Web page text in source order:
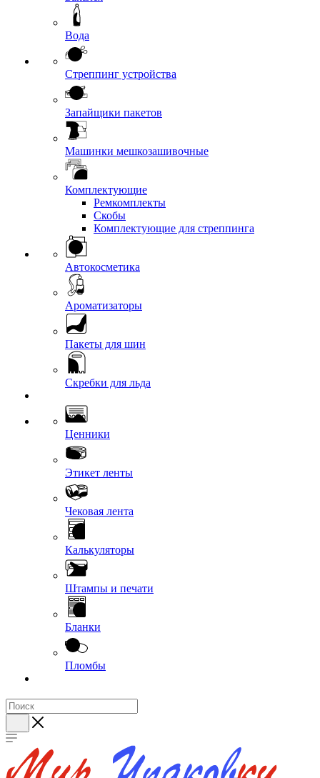
Вода
Стреппинг устройства
Запайщики пакетов
Машинки мешкозашивочные
Комплектующие
Ремкомплекты
Скобы
Комплектующие для стреппинга
Автокосметика
Ароматизаторы
Пакеты для шин
Скребки для льда
Ценники
Этикет ленты
Чековая лента
Калькуляторы
Штампы и печати
Бланки
Пломбы